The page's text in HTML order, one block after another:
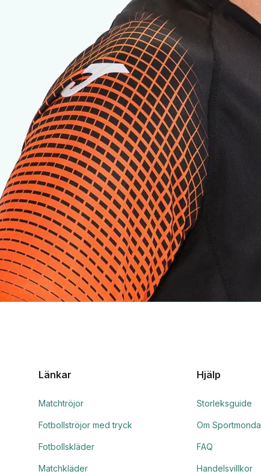
Länkar
Matchtröjor
Fotbollströjor med tryck
Fotbollskläder
Matchkläder
Hjälp
Storleksguide
Om Sportmonda
FAQ
Handelsvillkor